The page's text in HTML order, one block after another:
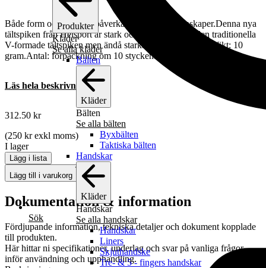
Produkter
Kläder
Se alla kläder
Bälten
Kläder
Bälten
Se alla bälten
Byxbälten
Taktiska bälten
Handskar
Kläder
Handskar
Se alla handskar
Handskar
Liners
Skjuthandske
Tre- & 5 - fingers handskar
Sök
Både form och material påverkar tältspikens egenskaper.Denna nya
tältspiken från Helsport är stark och 33% lättare än den traditionella
V-formade tältspiken men ändå starkare.Storlek: 19 cm.Vikt: 10
gram.Antal: förpackning om 10 stycken.
Läs hela beskrivningen
312.50 kr
(250 krexkl moms)
I lager
Lägg i lista
Lägg till i varukorg
Dokumentation & information
Fördjupande information, tekniska detaljer och dokument kopplade
till produkten.
Här hittar ni specifikationer, underlag och svar på vanliga frågor
inför användning och upphandling.